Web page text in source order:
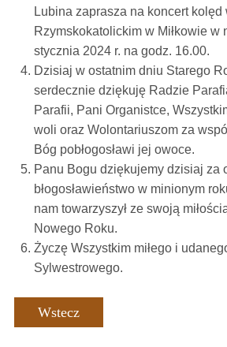
Lubina zaprasza na koncert kolęd
Rzymskokatolickim w Miłkowie w
stycznia 2024 r. na godz. 16.00.
Dzisiaj w ostatnim dniu Starego
serdecznie dziękuję Radzie
Parafii, Pani Organistce,
woli oraz Wolontariuszom za
Bóg pobłogosławi jej owoce.
Panu Bogu dziękujemy dzisiaj za
błogosławieństwo w minionym
nam towarzyszył ze swoją
Nowego Roku.
Życzę Wszystkim miłego i
Sylwestrowego.
Wstecz